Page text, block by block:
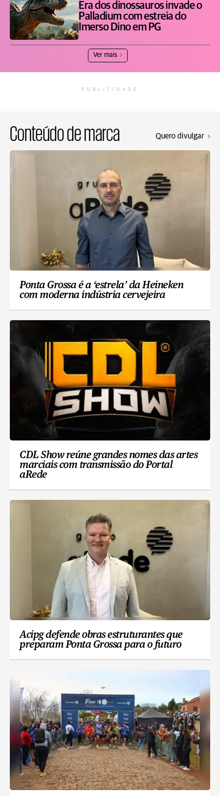
Era dos dinossauros invade o
Palladium com estreia do
Imerso Dino em PG
Ver mais
PUBLICIDADE
Conteúdo de marca Quero divulgar
Ponta Grossa é a ‘estrela’ da Heineken
com moderna indústria cervejeira
CDL Show reúne grandes nomes das artes
marciais com transmissão do Portal
aRede
Acipg defende obras estruturantes que
preparam Ponta Grossa para o futuro